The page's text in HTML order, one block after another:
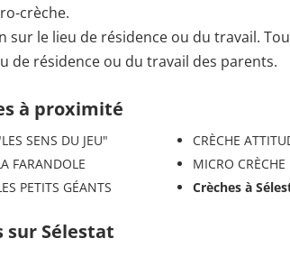
crèche.
sur le lieu de résidence ou du travail.
de résidence ou du travail des parents.
à proximité
SENS DU JEU"
FARANDOLE
PETITS GÉANTS
CRÈCHE
MICRO
Crèches à
sur Sélestat